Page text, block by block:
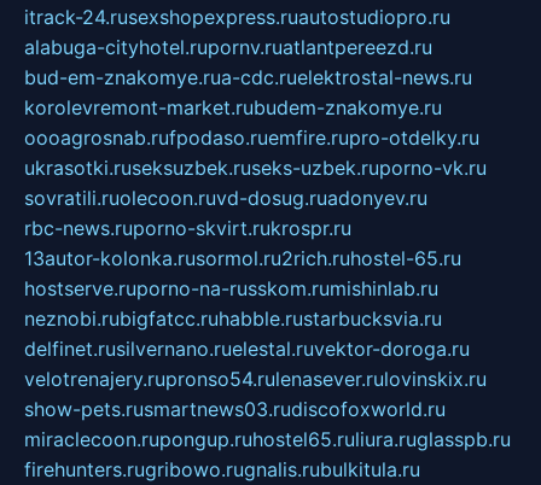
itrack-24.rusexshopexpress.ruautostudiopro.ru
alabuga-cityhotel.rupornv.ruatlantpereezd.ru
bud-em-znakomye.rua-cdc.ruelektrostal-news.ru
korolevremont-market.rubudem-znakomye.ru
oooagrosnab.rufpodaso.ruemfire.rupro-otdelky.ru
ukrasotki.ruseksuzbek.ruseks-uzbek.ruporno-vk.ru
sovratili.ruolecoon.ruvd-dosug.ruadonyev.ru
rbc-news.ruporno-skvirt.rukrospr.ru
13autor-kolonka.rusormol.ru2rich.ruhostel-65.ru
hostserve.ruporno-na-russkom.rumishinlab.ru
neznobi.rubigfatcc.ruhabble.rustarbucksvia.ru
delfinet.rusilvernano.ruelestal.ruvektor-doroga.ru
velotrenajery.rupronso54.rulenasever.rulovinskix.ru
show-pets.rusmartnews03.rudiscofoxworld.ru
miraclecoon.rupongup.ruhostel65.ruliura.ruglasspb.ru
firehunters.rugribowo.rugnalis.rubulkitula.ru